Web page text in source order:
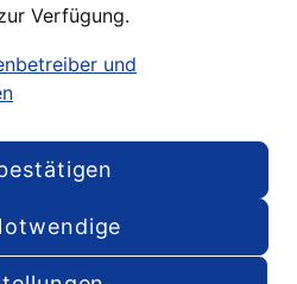
Verfügung.
und